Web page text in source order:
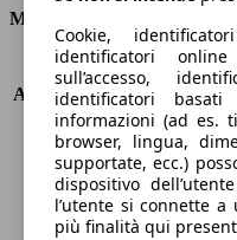
Motore e Prestazioni
KW (PS)
Accelerazione (0-100 km/h)
Velocità massima (km/h)
Numero di marce
Coppia
Cilindrata
Carburante
Cookie,
identificatori
sull’accesso,
identificatori
informazioni (ad es.
browser, lingua,
supportate, ecc.)
dispositivo
l’utente si connette
più finalità qui